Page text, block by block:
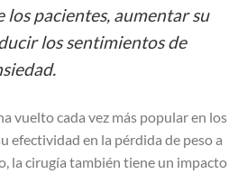
los pacientes, aumentar su
los sentimientos de
vuelto cada vez más popular en los
efectividad en la pérdida de peso a
la cirugía también tiene un impacto